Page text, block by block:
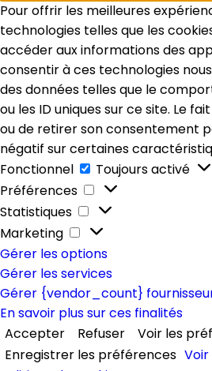
Pour offrir les meilleures
technologies telles que les
accéder aux informations des
consentir à ces technologies
des données telles que le
ou les ID uniques sur ce site. Le
ou de retirer son consentement
négatif sur certaines
Fonctionnel
Fonctionnel
Toujours activé
Préférences
Préférences
Statistiques
Statistiques
Marketing
Marketing
Gérer les options
Gérer les services
Gérer {vendor_count}
En savoir plus sur ces finalités
Accepter
Refuser
Voir les
Enregistrer les préférences